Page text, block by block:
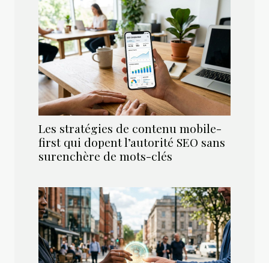
Les stratégies de contenu mobile-
first qui dopent l’autorité SEO sans
surenchère de mots-clés